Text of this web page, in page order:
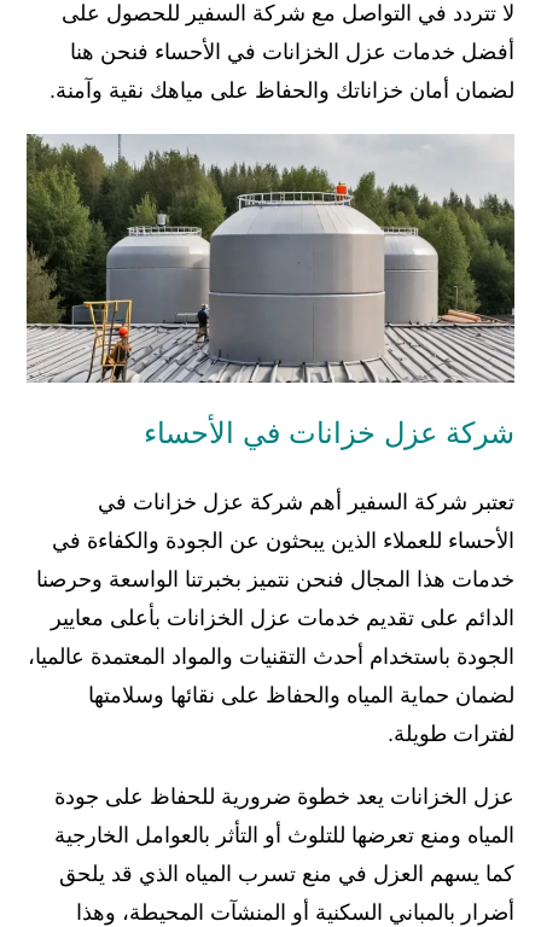
لا تتردد في التواصل مع شركة السفير للحصول على
أفضل خدمات عزل الخزانات في الأحساء فنحن هنا
لضمان أمان خزاناتك والحفاظ على مياهك نقية وآمنة.
شركة عزل خزانات في الأحساء
تعتبر شركة السفير أهم شركة عزل خزانات في
الأحساء للعملاء الذين يبحثون عن الجودة والكفاءة في
خدمات هذا المجال فنحن نتميز بخبرتنا الواسعة وحرصنا
الدائم على تقديم خدمات عزل الخزانات بأعلى معايير
الجودة باستخدام أحدث التقنيات والمواد المعتمدة عالميا،
لضمان حماية المياه والحفاظ على نقائها وسلامتها
لفترات طويلة.
عزل الخزانات يعد خطوة ضرورية للحفاظ على جودة
المياه ومنع تعرضها للتلوث أو التأثر بالعوامل الخارجية
كما يسهم العزل في منع تسرب المياه الذي قد يلحق
أضرار بالمباني السكنية أو المنشآت المحيطة، وهذا